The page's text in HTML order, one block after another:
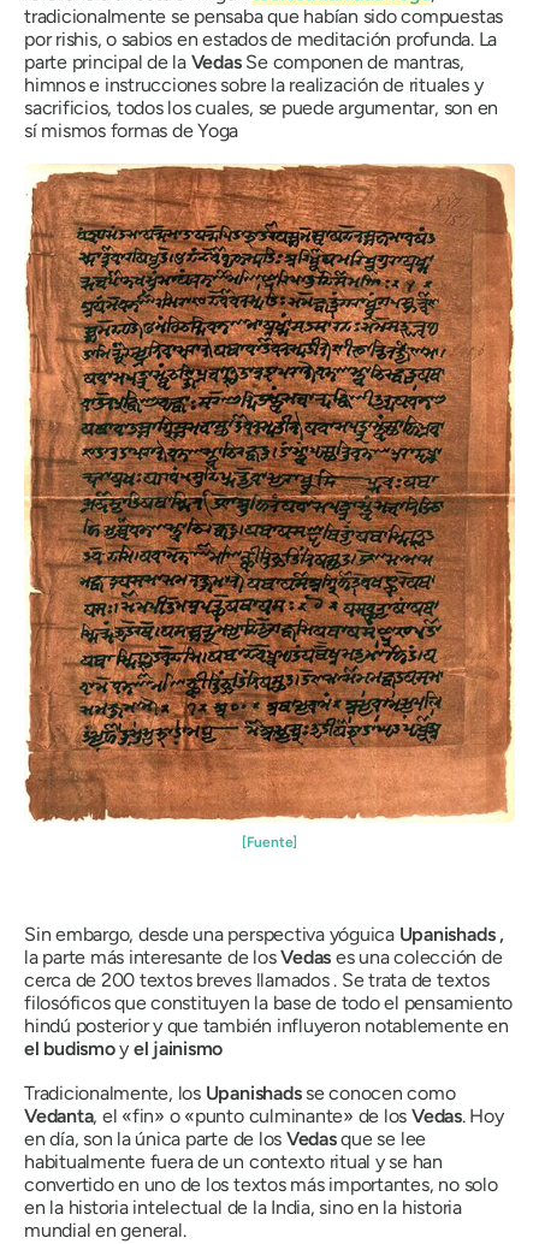
tradicionalmente se pensaba que habían sido compuestas
porrishis,o sabios en estados de meditación profunda. La
parte principal de la Vedas Se componen de mantras,
himnos e instrucciones sobre la realización de rituales y
sacrificios, todos los cuales, se puede argumentar, son en
sí mismos formas de Yoga
[Fuente]
Sin embargo, desde una perspectiva yóguica Upanishads ,
la parte más interesante de losVedas es una colección de
cerca de 200 textos breves llamados . Se trata de textos
filosóficos que constituyen la base de todo el pensamiento
hindú posterior y que también influyeron notablemente en
el budismoy el jainismo
Tradicionalmente, los Upanishads se conocen como
Vedanta, el «fin» o «punto culminante» de los Vedas. Hoy
en día, son la única parte de los Vedasque se lee
habitualmente fuera de un contexto ritual y se han
convertido en uno de los textos más importantes, no solo
en la historia intelectual de la India, sino en la historia
mundial en general.